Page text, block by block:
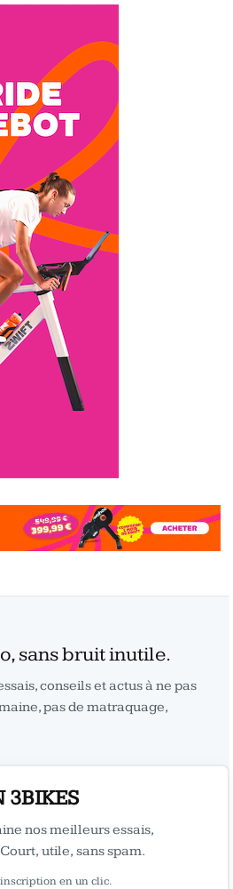
sans bruit inutile.
conseils et actus à ne pas
pas de matraquage,
3BIKES
nos meilleurs essais,
utile, sans spam.
en un clic.